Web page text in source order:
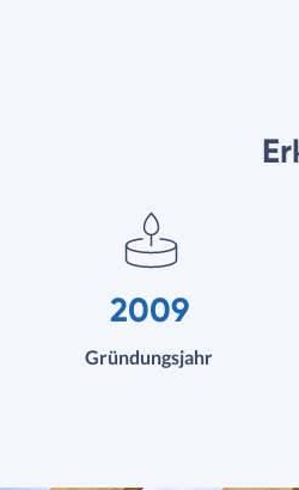
2009
Gründungsjahr